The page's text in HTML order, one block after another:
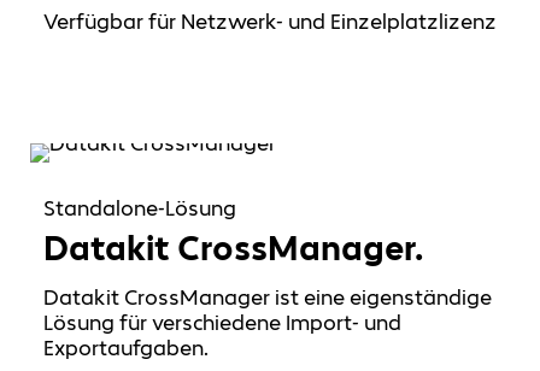
Verfügbar für Netzwerk- und Einzelplatzlizenz
Standalone-Lösung
Datakit CrossManager.
Datakit CrossManager ist eine eigenständige
Lösung für verschiedene Import- und
Exportaufgaben.